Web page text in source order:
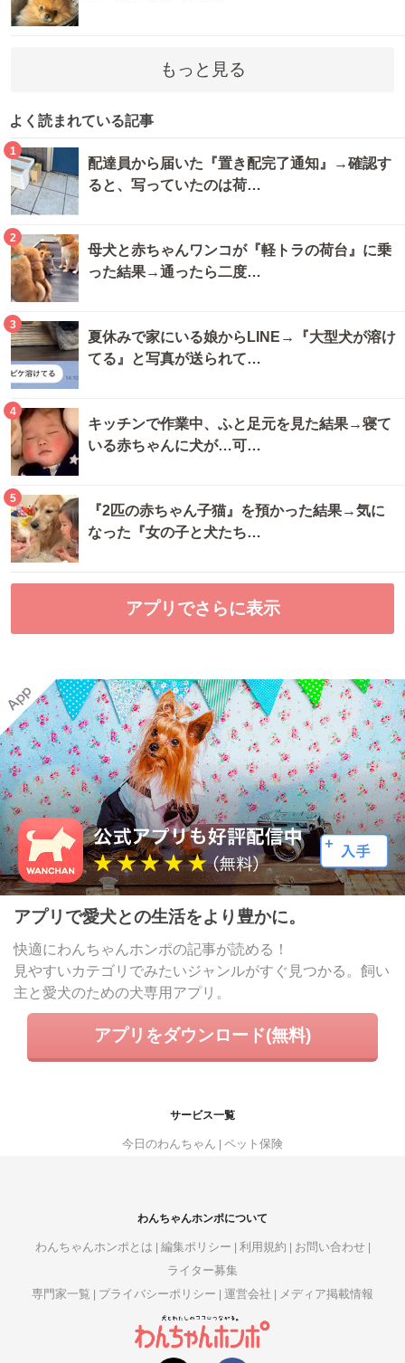
もっと見る
よく読まれている記事
1
配達員から届いた『置き配完了通知』→確認す
ると、写っていたのは荷…
2
母犬と赤ちゃんワンコが『軽トラの荷台』に乗
った結果→通ったら二度…
3
夏休みで家にいる娘からLINE→『大型犬が溶け
てる』と写真が送られて…
4
キッチンで作業中、ふと足元を見た結果→寝て
いる赤ちゃんに犬が…可…
5
『2匹の赤ちゃん子猫』を預かった結果→気に
なった『女の子と犬たち…
アプリでさらに表示
アプリで愛犬との生活をより豊かに。
快適にわんちゃんホンポの記事が読める！
見やすいカテゴリでみたいジャンルがすぐ見つかる。飼い
主と愛犬のための犬専用アプリ。
アプリをダウンロード(無料)
サービス一覧
今日のわんちゃん ペット保険
わんちゃんホンポについて
わんちゃんホンポとは 編集ポリシー 利用規約
お問い合わせ
ライター募集
専門家一覧
プライバシーポリシー 運営会社 メディア掲載情報